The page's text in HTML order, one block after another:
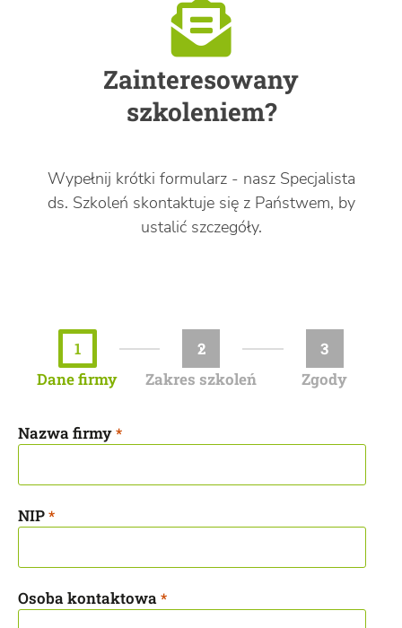
Zainteresowany
szkoleniem?
Wypełnij krótki formularz - nasz Specjalista
ds. Szkoleń skontaktuje się z Państwem, by
ustalić szczegóły.
1
Dane firmy
2
Zakres szkoleń
3
Zgody
Nazwa firmy*
NIP*
Osoba kontaktowa*